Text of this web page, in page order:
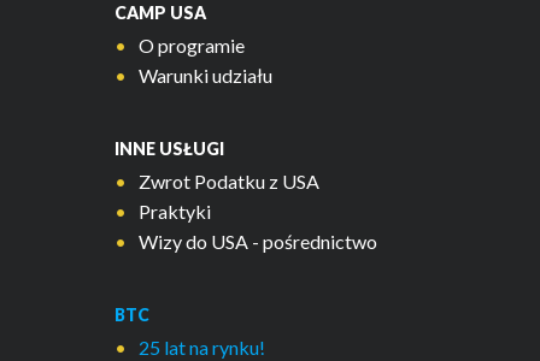
CAMP USA
O programie
Warunki udziału
INNE USŁUGI
Zwrot Podatku z USA
Praktyki
Wizy do USA - pośrednictwo
BTC
25 lat na rynku!